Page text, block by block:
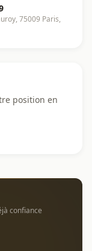
75009 Paris,
position en
confiance